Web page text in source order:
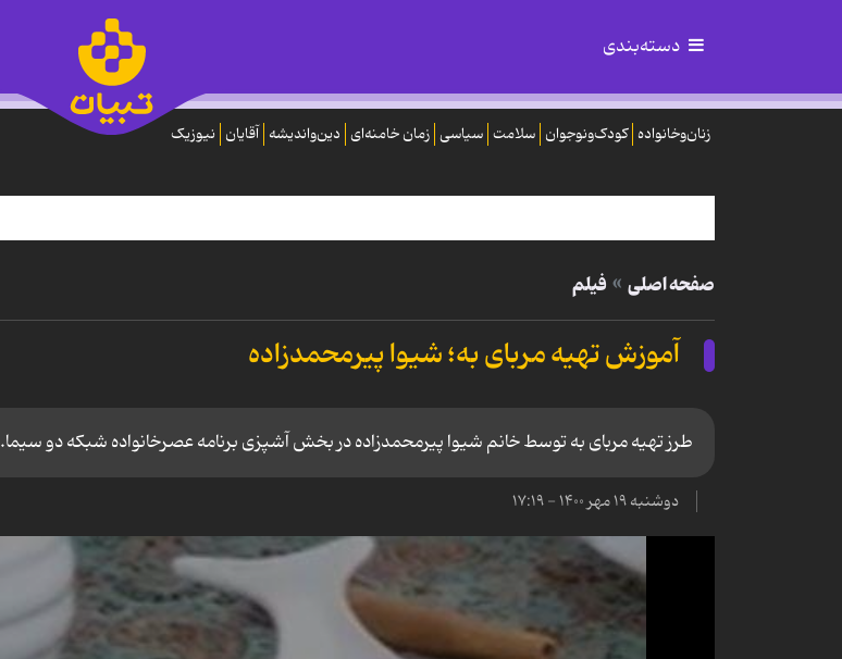
دسته‌بندی
زنان‌وخانواده کودک‌ونوجوان سلامت سیاسی زمان خامنه‌ای دین‌واندیشه آقایان نیوزیک
صفحه اصلی فیلم
آموزش تهیه مربای به؛ شیوا پیرمحمدزاده
طرز تهیه مربای به توسط خانم شیوا پیرمحمدزاده در بخش آشپزی برنامه عصرخانواده شبکه دو سیما.
دوشنبه ۱۹ مهر ۱۴۰۰ - ۱۷:۱۹